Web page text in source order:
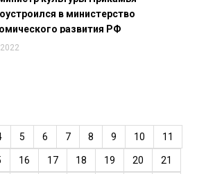
в министерство
развития РФ
5 6 7 8 9 10 11
16 17 18 19 20 21